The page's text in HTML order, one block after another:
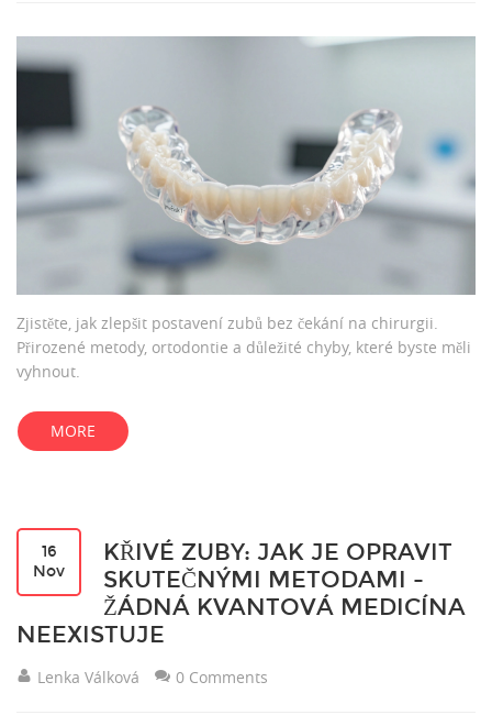
Zjistěte, jak zlepšit postavení zubů bez čekání na chirurgii.
Přirozené metody, ortodontie a důležité chyby, které byste měli
vyhnout.
MORE
16
Nov
KŘIVÉ ZUBY: JAK JE OPRAVIT
SKUTEČNÝMI METODAMI -
ŽÁDNÁ KVANTOVÁ MEDICÍNA
NEEXISTUJE
Lenka Válková 0 Comments